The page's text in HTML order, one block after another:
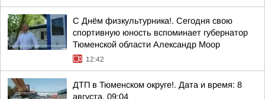
С Днём физкультурника!. Сегодня свою
спортивную юность вспоминает губернатор
Тюменской области Александр Моор
12:42
ДТП в Тюменском округе!. Дата и время: 8
августа, 09:04